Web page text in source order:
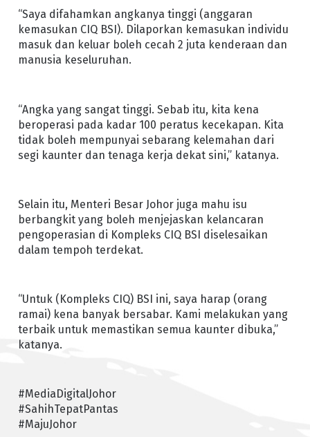
“Saya difahamkan angkanya tinggi (anggaran
kemasukan CIQ BSI). Dilaporkan kemasukan individu
masuk dan keluar boleh cecah 2 juta kenderaan dan
manusia keseluruhan.
“Angka yang sangat tinggi. Sebab itu, kita kena
beroperasi pada kadar 100 peratus kecekapan. Kita
tidak boleh mempunyai sebarang kelemahan dari
segi kaunter dan tenaga kerja dekat sini,” katanya.
Selain itu, Menteri Besar Johor juga mahu isu
berbangkit yang boleh menjejaskan kelancaran
pengoperasian di Kompleks CIQ BSI diselesaikan
dalam tempoh terdekat.
“Untuk (Kompleks CIQ) BSI ini, saya harap (orang
ramai) kena banyak bersabar. Kami melakukan yang
terbaik untuk memastikan semua kaunter dibuka,”
katanya.
#MediaDigitalJohor
#SahihTepatPantas
#MajuJohor